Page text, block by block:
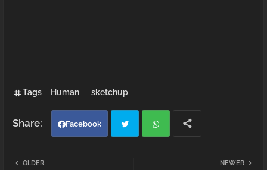
Tags Human sketchup
Facebook
NEWER
OLDER